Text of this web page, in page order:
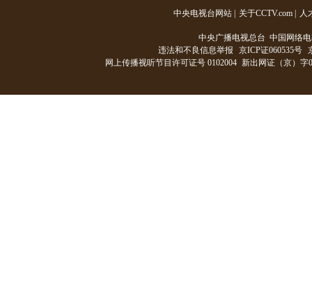
中央电视台网站 关于CCTV.com 人
中央广播电视总台 中国网络
违法和不良信息举报
京ICP证060535号
网上传播视听节目许可证号 0102004 新出网证（京）